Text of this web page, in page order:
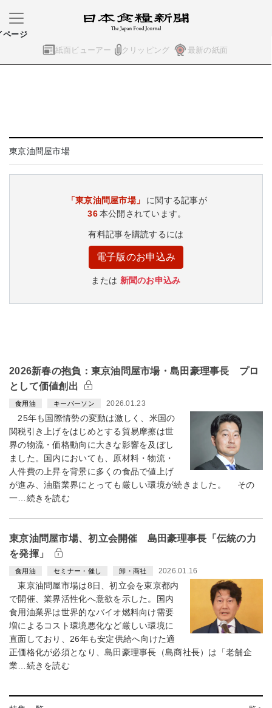
紙面ビューアー クリッピング 最新の紙面
ページ
東京油問屋市場
「東京油問屋市場」
に関する記事が
36本公開されています。
有料記事を購読するには
電子版のお申込み
または 新聞のお申込み
2026新春の抱負：東京油問屋市場・島田豪理事長 プロ
として価値創出
食用油 キーパーソン 2026.01.23
25年も国際情勢の変動は激しく、米国の
関税引き上げをはじめとする貿易摩擦は世
界の物流・価格動向に大きな影響を及ぼし
ました。国内においても、原材料・物流・
人件費の上昇を背景に多くの食品で値上げ
が進み、油脂業界にとっても厳しい環境が続きました。 その
一…続きを読む
東京油問屋市場、初立会開催 島田豪理事長「伝統の力
を発揮」
食用油 セミナー・催し 卸・商社 2026.01.16
東京油問屋市場は8日、初立会を東京都内
で開催、業界活性化へ意欲を示した。国内
食用油業界は世界的なバイオ燃料向け需要
増によるコスト環境悪化など厳しい環境に
直面しており、26年も安定供給へ向けた適
正価格化が必須となり、島田豪理事長（島商社長）は「老舗企
業…続きを読む